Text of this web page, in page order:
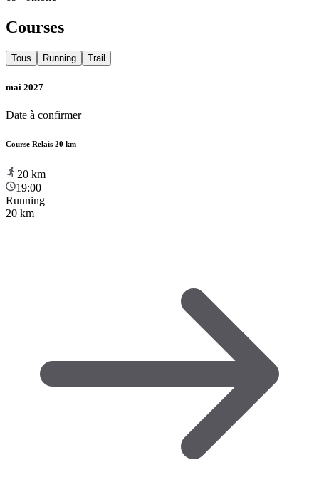
Courses
Tous Running Trail
mai 2027
Date à confirmer
Course Relais 20 km
20 km
19:00
Running
20 km